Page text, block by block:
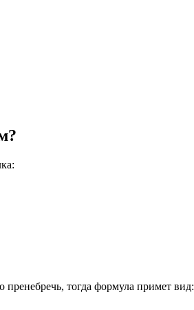
тогда формула примет вид: